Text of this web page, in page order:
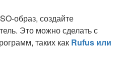
образ, создайте
Это можно сделать с
таких как Rufus или